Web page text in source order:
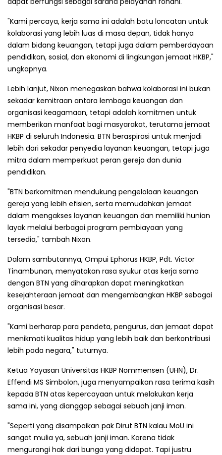
"Kami percaya, kerja sama ini adalah batu loncatan untuk
kolaborasi yang lebih luas di masa depan, tidak hanya
dalam bidang keuangan, tetapi juga dalam pemberdayaan
pendidikan, sosial, dan ekonomi di lingkungan jemaat HKBP,"
ungkapnya.
Lebih lanjut, Nixon menegaskan bahwa kolaborasi ini bukan
sekadar kemitraan antara lembaga keuangan dan
organisasi keagamaan, tetapi adalah komitmen untuk
memberikan manfaat bagi masyarakat, terutama jemaat
HKBP di seluruh Indonesia. BTN beraspirasi untuk menjadi
lebih dari sekadar penyedia layanan keuangan, tetapi juga
mitra dalam memperkuat peran gereja dan dunia
pendidikan.
"BTN berkomitmen mendukung pengelolaan keuangan
gereja yang lebih efisien, serta memudahkan jemaat
dalam mengakses layanan keuangan dan memiliki hunian
layak melalui berbagai program pembiayaan yang
tersedia," tambah Nixon.
Dalam sambutannya, Ompui Ephorus HKBP, Pdt. Victor
Tinambunan, menyatakan rasa syukur atas kerja sama
dengan BTN yang diharapkan dapat meningkatkan
kesejahteraan jemaat dan mengembangkan HKBP sebagai
organisasi besar.
"Kami berharap para pendeta, pengurus, dan jemaat dapat
menikmati kualitas hidup yang lebih baik dan berkontribusi
lebih pada negara," tuturnya.
Ketua Yayasan Universitas HKBP Nommensen (UHN), Dr.
Effendi MS Simbolon, juga menyampaikan rasa terima kasih
kepada BTN atas kepercayaan untuk melakukan kerja
sama ini, yang dianggap sebagai sebuah janji iman.
"Seperti yang disampaikan pak Dirut BTN kalau MoU ini
sangat mulia ya, sebuah janji iman. Karena tidak
mengurangi hak dari bunga yang didapat. Tapi justru